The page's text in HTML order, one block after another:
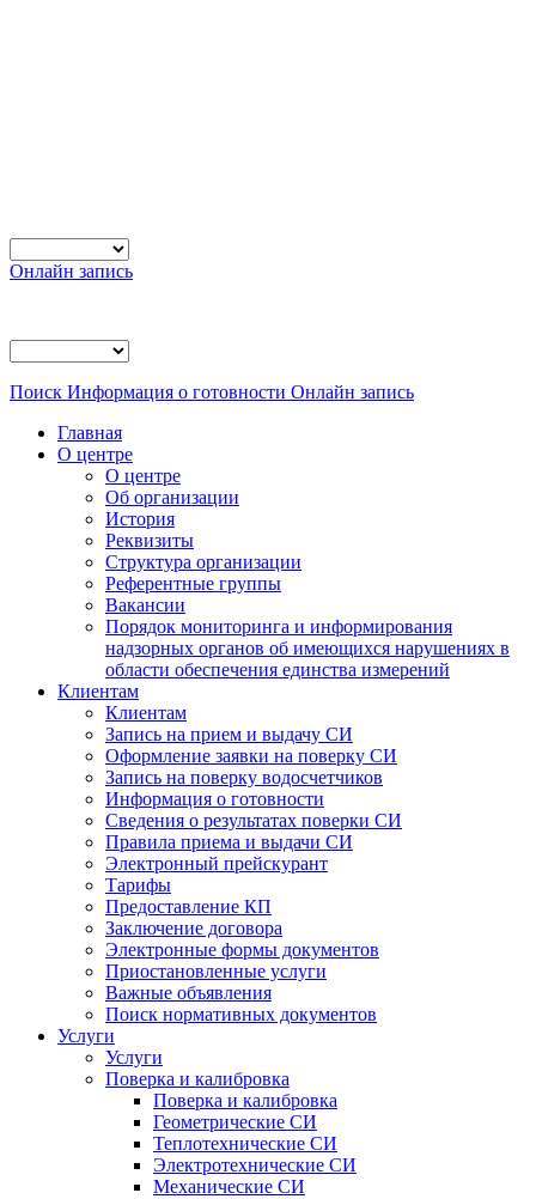
Онлайн запись
Поиск Информация о готовности Онлайн запись
Главная
О центре
О центре
Об организации
История
Реквизиты
Структура организации
Референтные группы
Вакансии
Порядок мониторинга и информирования
надзорных органов об имеющихся нарушениях в
области обеспечения единства измерений
Клиентам
Клиентам
Запись на прием и выдачу СИ
Оформление заявки на поверку СИ
Запись на поверку водосчетчиков
Информация о готовности
Сведения о результатах поверки СИ
Правила приема и выдачи СИ
Электронный прейскурант
Тарифы
Предоставление КП
Заключение договора
Электронные формы документов
Приостановленные услуги
Важные объявления
Поиск нормативных документов
Услуги
Услуги
Поверка и калибровка
Поверка и калибровка
Геометрические СИ
Теплотехнические СИ
Электротехнические СИ
Механические СИ